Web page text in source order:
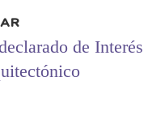
de Interés